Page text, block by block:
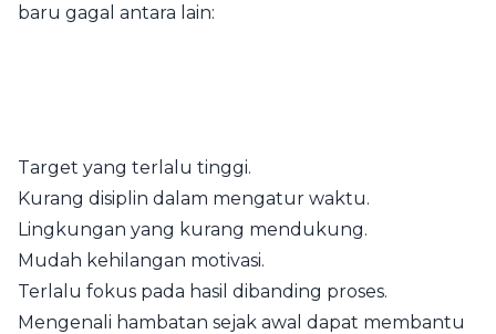
baru gagal antara lain:
Target yang terlalu tinggi.
Kurang disiplin dalam mengatur waktu.
Lingkungan yang kurang mendukung.
Mudah kehilangan motivasi.
Terlalu fokus pada hasil dibanding proses.
Mengenali hambatan sejak awal dapat membantu